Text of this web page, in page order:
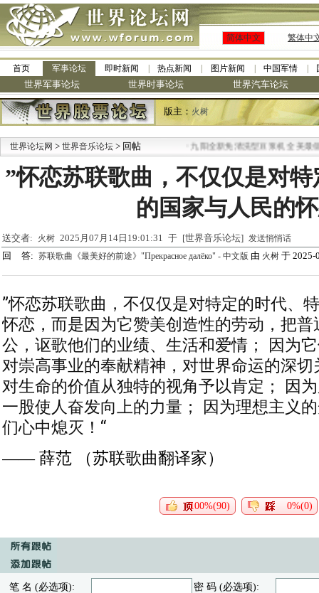
简体中文 繁体中
首页 军事论坛 即时新闻 热点新闻 图片新闻 中国军情
世界军事论坛 世界时事论坛 世界汽车论坛
版主： 火树
世界论坛网 > 世界音乐论坛 > 回帖 九阳全新免清洗型豆浆机 全美最低
”怀恋苏联歌曲，不仅仅是对
的国家与人民的
送交者: 火树 2025月07月14日19:01:31 于 [世界音乐论坛] 发送悄悄话
回 答: 苏联歌曲《最美好的前途》"Прекрасное далёко" - 中文版 由 火树 于 2025-
”怀恋苏联歌曲，不仅仅是对特定的时代、
怀恋，而是因为它赞美创造性的劳动，把
公，讴歌他们的业绩、生活和爱情； 因为
对崇高事业的奉献精神，对世界命运的深
对生命的价值从独特的视角予以肯定； 因
一股使人奋发向上的力量； 因为理想主义
们心中熄灭！“
—— 薛范 （苏联歌曲翻译家）
100%(90) 0%(0)
笔 名 (必选项):
密 码 (必选项):